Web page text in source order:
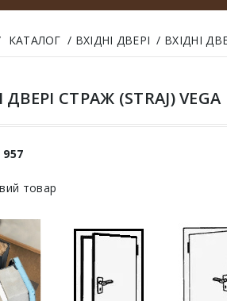
КАТАЛОГ ВХІДНІ ДВЕРІ ВХІДНІ
ДВЕРІ СТРАЖ (STRAJ) VEGA
957
товар